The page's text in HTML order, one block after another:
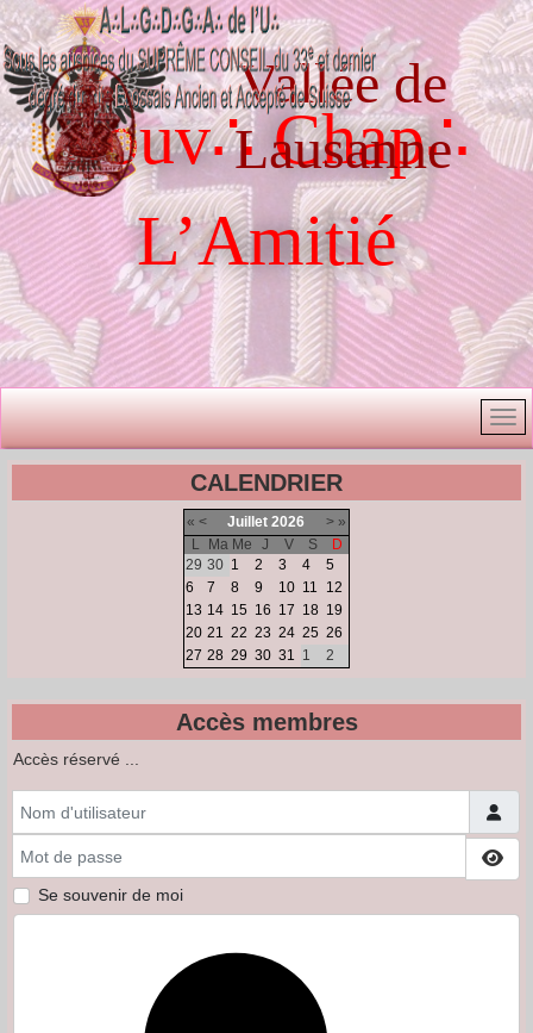
Souv∴ Chap∴
L’Amitié
Vallée de
Lausanne
CALENDRIER
« < Juillet 2026 > »
L
Ma Me J V S
D
29 30 1 2 3 4
5
6
7 8 9 10 11
12
13 14 15 16 17 18 19
20 21 22 23 24 25 26
27 28 29 30 31 1 2
Accès membres
Accès réservé ...
Se souvenir de moi